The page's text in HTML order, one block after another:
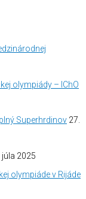
olympiády – IChO
Superhrdinov 27.
júla 2025
olympiáde v Rijáde